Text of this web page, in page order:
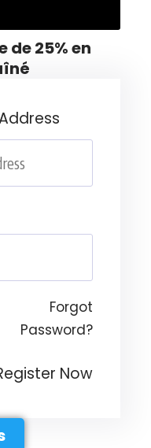
de 25% en
Forgot
Password?
Now